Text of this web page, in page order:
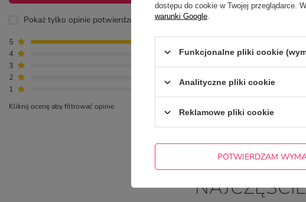
Pokaż tylko opinie potwierdzone zakupem
5
4
0
3
2
0
1
Kliknij ocenę aby filtrować opinie
dostępu do cookie w Twojej przeglądarce.
warunki Google
Funkcjonalne pliki cookie
Analityczne pliki cookie
Reklamowe pliki cookie
POTWIERDZAM